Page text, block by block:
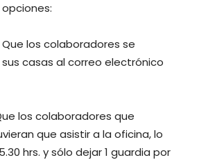
los colaboradores se
casas al correo electrónico
los colaboradores que
que asistir a la oficina, lo
hrs. y sólo dejar 1 guardia por